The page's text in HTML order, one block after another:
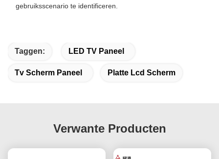
gebruiksscenario te identificeren.
Taggen: LED TV Paneel
Tv Scherm Paneel Platte Lcd Scherm
Verwante Producten